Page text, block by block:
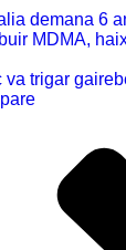
demana 6
MDMA,
va trigar